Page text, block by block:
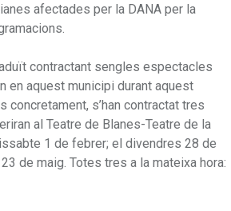
afectades per la DANA per la
contractant sengles espectacles
en aquest municipi durant aquest
concretament, s’han contractat tres
al Teatre de Blanes-Teatre de la
1 de febrer; el divendres 28 de
de maig. Totes tres a la mateixa hora: